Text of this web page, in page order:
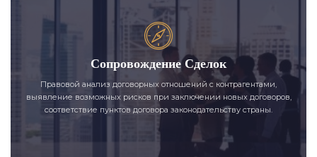
Сопровождение Сделок
Правовой анализ договорных отношений с контрагентами,
выявление возможных рисков при заключении новых договоров,
соответствие пунктов договора законодательству страны.